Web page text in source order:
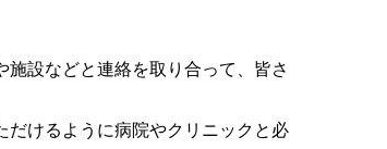
設などと連絡を取り合って、皆さ
だけるように病院やクリニックと必